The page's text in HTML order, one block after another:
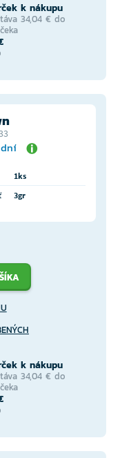
k nákupu
34,04 € do
1ks
3gr
k nákupu
34,04 € do